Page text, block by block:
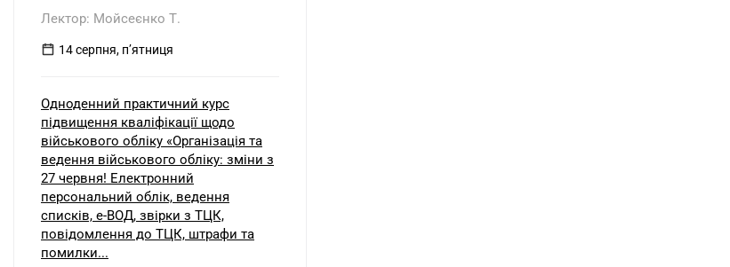
Лектор: Мойсеєнко Т.
14 серпня, пʼятниця
Одноденний практичний курс
підвищення кваліфікації щодо
військового обліку «Організація та
ведення військового обліку: зміни з
27 червня! Електронний
персональний облік, ведення
списків, е-ВОД, звірки з ТЦК,
повідомлення до ТЦК, штрафи та
помилки...